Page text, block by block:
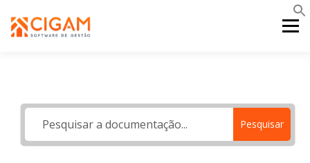
para
Menu
PORTAL WEB MOBILE SUPORTE Pesquisar